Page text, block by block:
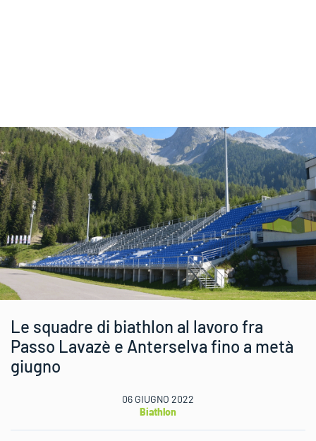
Le squadre di biathlon al lavoro fra
Passo Lavazè e Anterselva fino a metà
giugno
06 GIUGNO 2022
Biathlon